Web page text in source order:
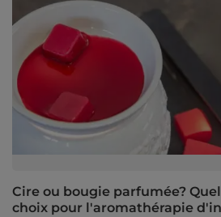
Cire ou bougie parfumée?
choix pour l'aromathérapie